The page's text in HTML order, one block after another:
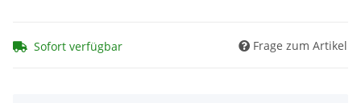
Sofort verfügbar Frage zum Artikel